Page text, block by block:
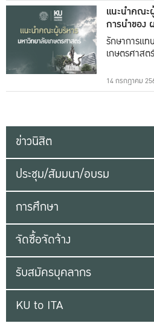
แนะนำคณะ
การนำของ
ธรรม
รักษาการแ
เกษตรศาสต
14 กรกฎาคม
ข่าวนิสิต
ประชุม/สัมมนา/อบรม
การศึกษา
จัดซื้อจัดจ้าง
รับสมัครบุคลากร
KU to ITA